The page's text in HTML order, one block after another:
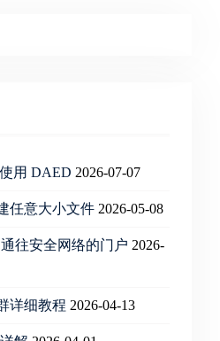
用 DAED 2026-07-07
任意大小文件 2026-05-08
往安全网络的门户 2026-
详细教程 2026-04-13